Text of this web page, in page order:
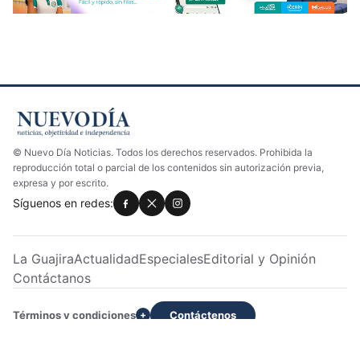
© Nuevo Día Noticias. Todos los derechos reservados. Prohibida la
reproducción total o parcial de los contenidos sin autorización previa,
expresa y por escrito.
Síguenos en redes:
La GuajiraActualidadEspecialesEditorial y Opinión
Contáctanos
Términos y condiciones +
Contáctenos